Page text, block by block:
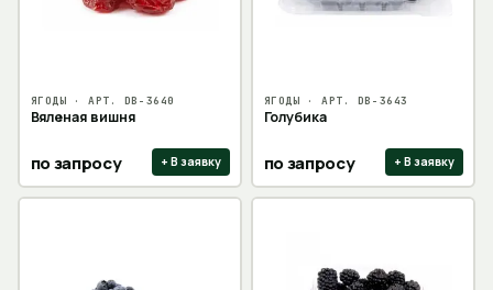
ЯГОДЫ · АРТ. DB-3640
Вяленая вишня
по запросу + В заявку
ЯГОДЫ · АРТ. DB-3643
Голубика
по запросу + В заявку